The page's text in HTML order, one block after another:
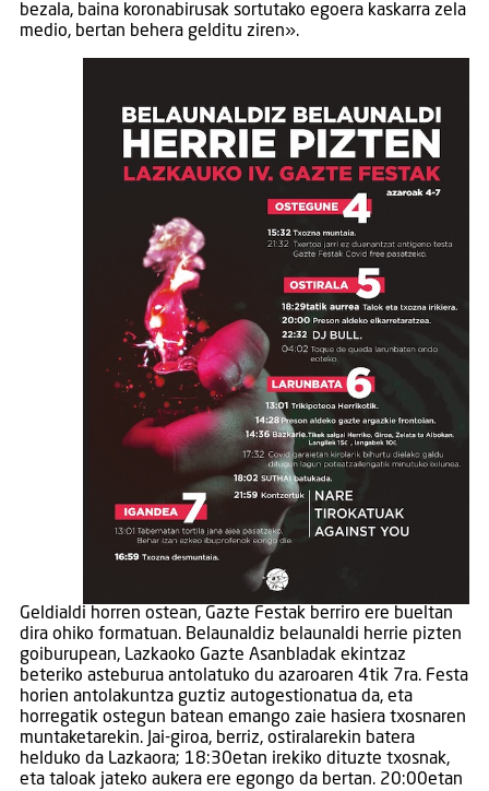
bezala, baina koronabirusak sortutako egoera kaskarra zela
medio, bertan behera gelditu ziren».
Geldialdi horren ostean, Gazte Festak berriro ere bueltan
dira ohiko formatuan. Belaunaldiz belaunaldi herrie pizten
goiburupean, Lazkaoko Gazte Asanbladak ekintzaz
beteriko asteburua antolatuko du azaroaren 4tik 7ra. Festa
horien antolakuntza guztiz autogestionatua da, eta
horregatik ostegun batean emango zaie hasiera txosnaren
muntaketarekin. Jai-giroa, berriz, ostiralarekin batera
helduko da Lazkaora; 18:30etan irekiko dituzte txosnak,
eta taloak jateko aukera ere egongo da bertan. 20:00etan